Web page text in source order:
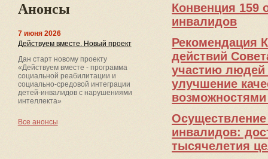
Конвенция 159
инвалидов
Рекомендация
действий
участию людей
улучшение
инвалидов:
тысячелетия
Анонсы
7 июня 2026
Действуем вместе. Новый проект
Дан старт новому проекту
«Действуем вместе - программа
социальной реабилитации и
социально-средовой интеграции
детей-инвалидов с нарушениями
интеллекта»
Все анонсы